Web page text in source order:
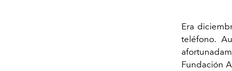
Era
teléfono.
Fundación